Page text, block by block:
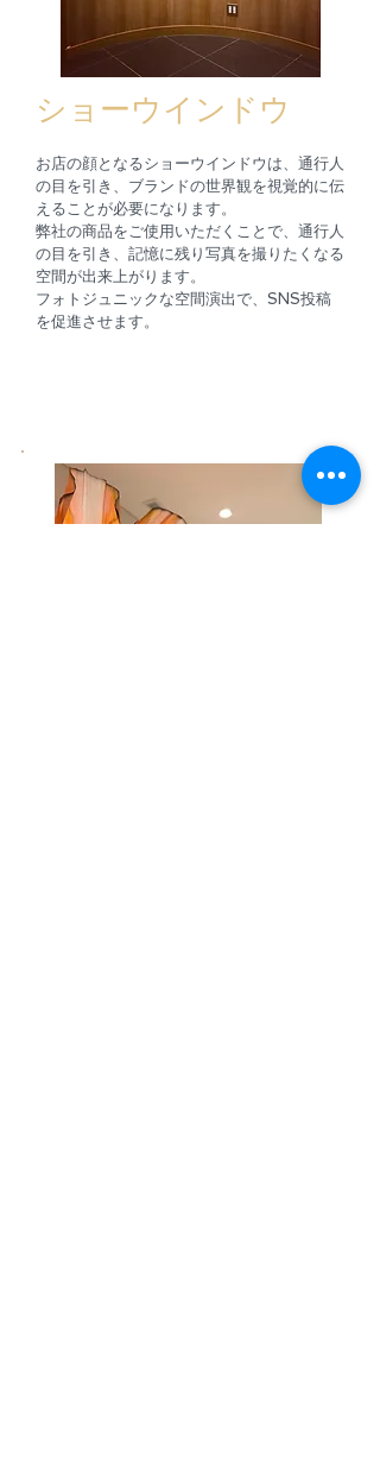
​ショーウインドウ
お店の顔となるショーウインドウは、通行人
の目を引き、 ブランドの世界観を視覚的に伝
えることが必要になります。
弊社の商品をご使用いただくことで、通行人
の目を引き、記憶に残り写真を撮りたくなる
空間が出来上がります。
​フォトジュニックな空間演出で、SNS投稿
を促進させます。